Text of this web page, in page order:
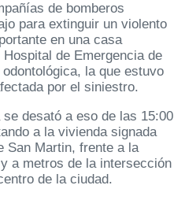
de bomberos
para extinguir un violento
en una casa
de Emergencia de
la que estuvo
por el siniestro.
desató a eso de las 15:00
a la vivienda signada
San Martin, frente a la
a metros de la intersección
de la ciudad.